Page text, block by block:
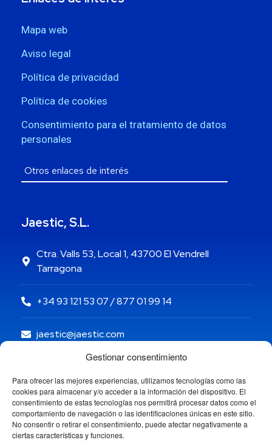
Gestionar consentimiento
Para ofrecer las mejores experiencias, utilizamos tecnologías como las
cookies para almacenar y/o acceder a la información del dispositivo. El
consentimiento de estas tecnologías nos permitirá procesar datos como el
comportamiento de navegación o las identificaciones únicas en este sitio.
No consentir o retirar el consentimiento, puede afectar negativamente a
ciertas características y funciones.
Mapa web
Aviso legal
Política de privacidad
Política de cookies
Consentimiento para el tratamiento de datos
personales
Jaestic, S.L.
Ctra. Valls 53, Local 1, 43700 El Vendrell
Tarragona
+34 93 121 53 07 / 877 01 99 14
jaestic@jaestic.com